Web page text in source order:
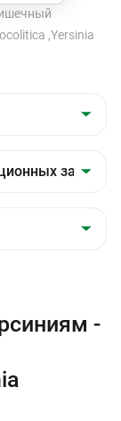
,Yersinia
-